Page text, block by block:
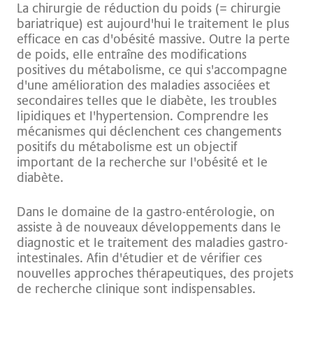
La chirurgie de réduction du poids (= chirurgie
bariatrique) est aujourd'hui le traitement le plus
efficace en cas d'obésité massive. Outre la perte
de poids, elle entraîne des modifications
positives du métabolisme, ce qui s'accompagne
d'une amélioration des maladies associées et
secondaires telles que le diabète, les troubles
lipidiques et l'hypertension. Comprendre les
mécanismes qui déclenchent ces changements
positifs du métabolisme est un objectif
important de la recherche sur l'obésité et le
diabète.
Dans le domaine de la gastro-entérologie, on
assiste à de nouveaux développements dans le
diagnostic et le traitement des maladies gastro-
intestinales. Afin d'étudier et de vérifier ces
nouvelles approches thérapeutiques, des projets
de recherche clinique sont indispensables.